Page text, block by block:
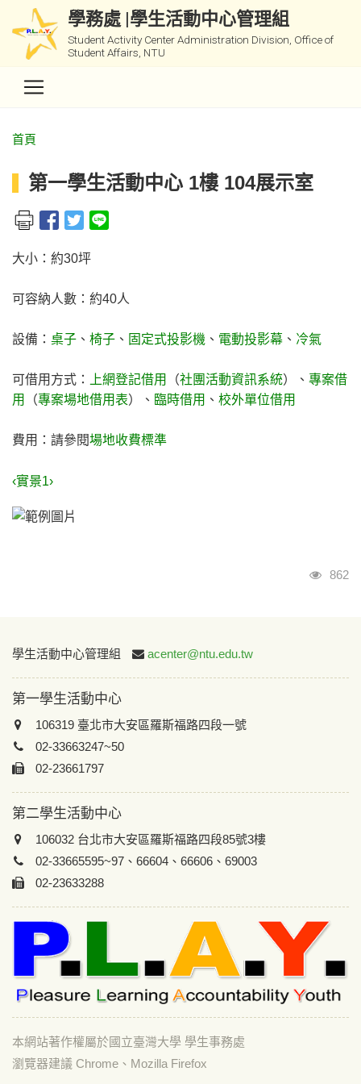
學務處 |學生活動中心管理組
Student Activity Center Administration Division, Office of
Student Affairs, NTU
首頁
第一學生活動中心 1樓 104展示室
大小：約30坪
可容納人數：約40人
設備： 桌子 、 椅子 、 固定式投影機 、 電動投影幕 、 冷氣
可借用方式： 上網登記借用 （社團活動資訊系統）、 專案借
用
（專案場地借用表）、 臨時借用 、 校外單位借用
費用：請參閱場地收費標準
‹實景1›
瀏覽
862
:::
學生活動中心管理組 acenter@ntu.edu.tw
第一學生活動中心
106319 臺北市大安區羅斯福路四段一號
02-33663247~50
02-23661797
第二學生活動中心
106032 台北市大安區羅斯福路四段85號3樓
02-33665595~97、66604、66606、69003
02-23633288
本網站著作權屬於國立臺灣大學 學生事務處
瀏覽器建議 Chrome、Mozilla Firefox